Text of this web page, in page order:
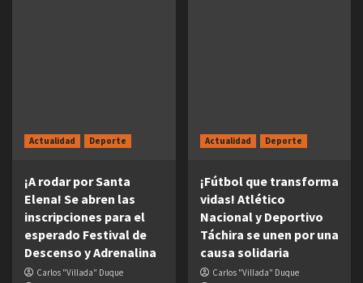
Actualidad Deporte
¡A rodar por Santa
Elena! Se abren las
inscripciones para el
esperado Festival de
Descenso y Adrenalina
Carlos "Villada" Duque
Actualidad Deporte
¡Fútbol que transforma
vidas! Atlético
Nacional y Deportivo
Táchira se unen por una
causa solidaria
Carlos "Villada" Duque